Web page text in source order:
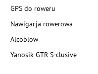
GPS do roweru
Nawigacja rowerowa
Alcoblow
Yanosik GTR S-clusive